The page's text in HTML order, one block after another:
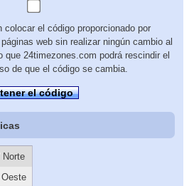
colocar el código proporcionado por
web sin realizar ningún cambio al
24timezones.com podrá rescindir el
de que el código se cambia.
el código
Norte
Oeste